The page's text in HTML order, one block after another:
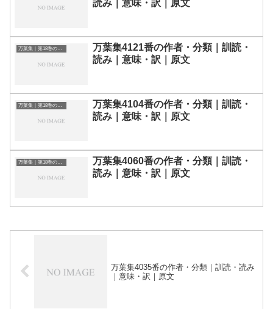
読み｜意味・訳｜原文
万葉集｜第18巻の和歌一覧
万葉集4121番の作者・分類｜訓読・
読み｜意味・訳｜原文
万葉集｜第18巻の和歌一覧
万葉集4104番の作者・分類｜訓読・
読み｜意味・訳｜原文
万葉集｜第18巻の和歌一覧
万葉集4060番の作者・分類｜訓読・
読み｜意味・訳｜原文
万葉集4035番の作者・分類｜訓読・読み
｜意味・訳｜原文